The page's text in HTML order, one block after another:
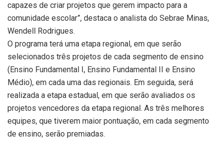
capazes de criar projetos que gerem impacto para a
comunidade escolar”, destaca o analista do Sebrae Minas,
Wendell Rodrigues.
O programa terá uma etapa regional, em que serão
selecionados três projetos de cada segmento de ensino
(Ensino Fundamental I, Ensino Fundamental II e Ensino
Médio), em cada uma das regionais. Em seguida, será
realizada a etapa estadual, em que serão avaliados os
projetos vencedores da etapa regional. As três melhores
equipes, que tiverem maior pontuação, em cada segmento
de ensino, serão premiadas.